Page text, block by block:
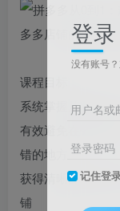
课程目标
系统掌握从零启动
有效避免在链接
错的地方
获得清晰的行动
铺
登录
没有账号
用户名或
登录密码
记住登